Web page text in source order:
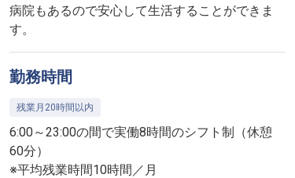
病院もあるので安心して生活することができま
す。
勤務時間
残業月20時間以内
6:00～23:00の間で実働8時間のシフト制（休憩
60分）
※平均残業時間10時間／月